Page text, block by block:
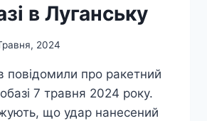
в Луганську
2024
повідомили про ракетний
7 травня 2024 року.
що удар нанесений